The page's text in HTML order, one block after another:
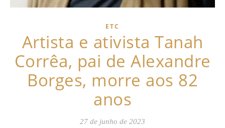
ETC
Artista e ativista Tanah
Corrêa, pai de Alexandre
Borges, morre aos 82
anos
27 de junho de 2023